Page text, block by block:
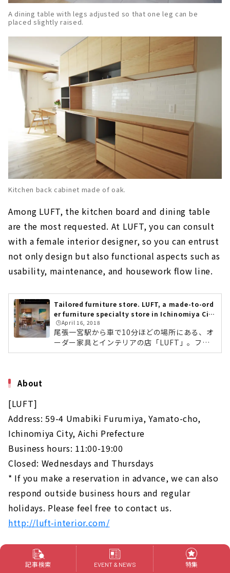
A dining table with legs adjusted so that one leg can be
placed slightly raised.
Kitchen back cabinet made of oak.
Among LUFT, the kitchen board and dining table
are the most requested. At LUFT, you can consult
with a female interior designer, so you can entrust
not only design but also functional aspects such as
usability, maintenance, and housework flow line.
Tailored furniture store. LUFT, a made-to-ord
er furniture specialty store in Ichinomiya Cit
y, Aichi Prefecture
🕒️April 16, 2018
尾張一宮駅から車で10分ほどの場所にある、オ
ーダー家具とインテリアの店「LUFT」。フル
オーダー対応のオリジナル家具を中心に、照
美香さんご夫婦にお店に込めた想い、家具への
こだわりなど、じっくりとお話を伺ってきまし
た。商社を辞め、インテリアの道へLUFT代表
の田畑 正臣さん奥様でありインテリアデザ...
About
[LUFT]
Address: 59-4 Umabiki Furumiya, Yamato-cho,
Ichinomiya City, Aichi Prefecture
Business hours: 11:00-19:00
Closed: Wednesdays and Thursdays
* If you make a reservation in advance, we can also
respond outside business hours and regular
holidays. Please feel free to contact us.
http://luft-interior.com/
Furniture made of domestic wood that
記事検索 EVENT & NEWS 特集